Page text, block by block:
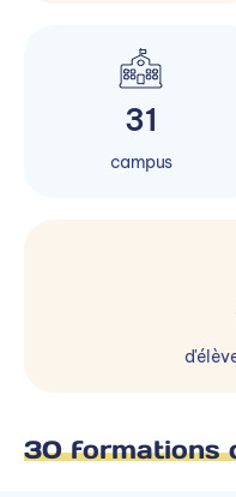
31
campus
30 formations